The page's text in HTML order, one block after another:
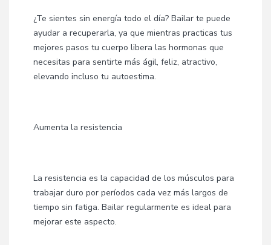
¿Te sientes sin energía todo el día? Bailar te puede
ayudar a recuperarla, ya que mientras practicas tus
mejores pasos tu cuerpo libera las hormonas que
necesitas para sentirte más ágil, feliz, atractivo,
elevando incluso tu autoestima.
Aumenta la resistencia
La resistencia es la capacidad de los músculos para
trabajar duro por períodos cada vez más largos de
tiempo sin fatiga. Bailar regularmente es ideal para
mejorar este aspecto.